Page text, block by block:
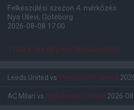
Felkészülési szezon 4. mérkőzés
Nya Ullevi, Göteborg
2026-08-08 17:00
1 nap 3 óra 50 perc 27 másodperc
Leeds United vs Manchester United
AC Milan vs Manchester United 2026-